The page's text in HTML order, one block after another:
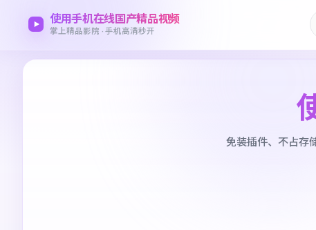
使用手机在线国产精品视频
掌上精品影院 · 手机高清秒开
免装插件、不占存